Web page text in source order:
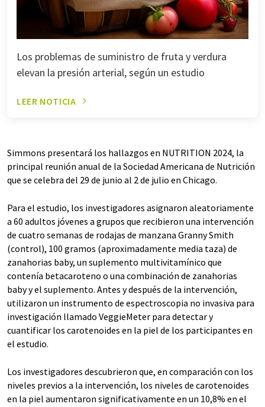
Los problemas de suministro de fruta y verdura
elevan la presión arterial, según un estudio
LEER NOTICIA
Simmons presentará los hallazgos en NUTRITION 2024, la
principal reunión anual de la Sociedad Americana de Nutrición
que se celebra del 29 de junio al 2 de julio en Chicago.
Para el estudio, los investigadores asignaron aleatoriamente
a 60 adultos jóvenes a grupos que recibieron una intervención
de cuatro semanas de rodajas de manzana Granny Smith
(control), 100 gramos (aproximadamente media taza) de
zanahorias baby, un suplemento multivitamínico que
contenía betacaroteno o una combinación de zanahorias
baby y el suplemento. Antes y después de la intervención,
utilizaron un instrumento de espectroscopia no invasiva para
investigación llamado VeggieMeter para detectar y
cuantificar los carotenoides en la piel de los participantes en
el estudio.
Los investigadores descubrieron que, en comparación con los
niveles previos a la intervención, los niveles de carotenoides
en la piel aumentaron significativamente en un 10,8% en el